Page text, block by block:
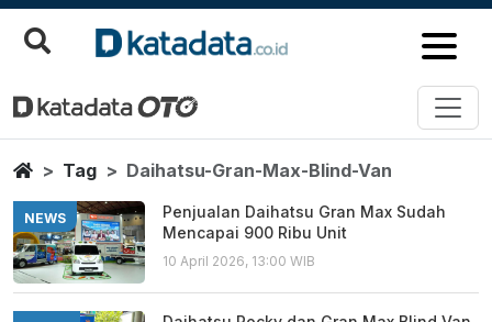
Daihatsu Gran Max Blind Van
Berita Terbaru
HomeTag Daihatsu-Gran-Max-Blind-Van
NEWS
Penjualan Daihatsu Gran Max Sudah
Mencapai 900 Ribu Unit
10 April 2026, 13:00 WIB